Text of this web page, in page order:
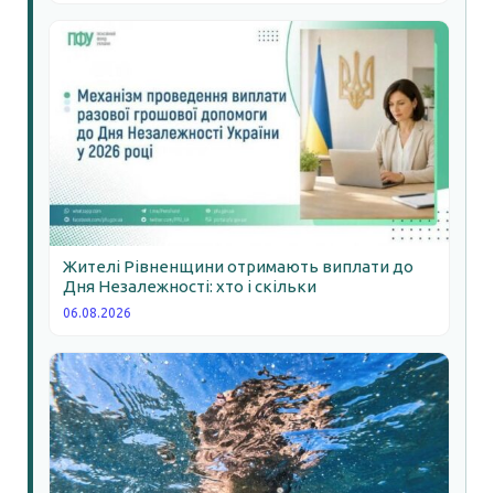
Жителі Рівненщини отримають виплати до
Дня Незалежності: хто і скільки
06.08.2026